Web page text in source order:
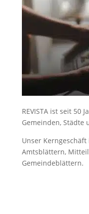
REVISTA ist seit 50
Gemeinden, Städte
Unser
Amtsblättern,
Gemeindeblättern.